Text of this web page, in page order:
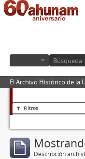
El Archivo Histórico de la
Filtros
Descripción